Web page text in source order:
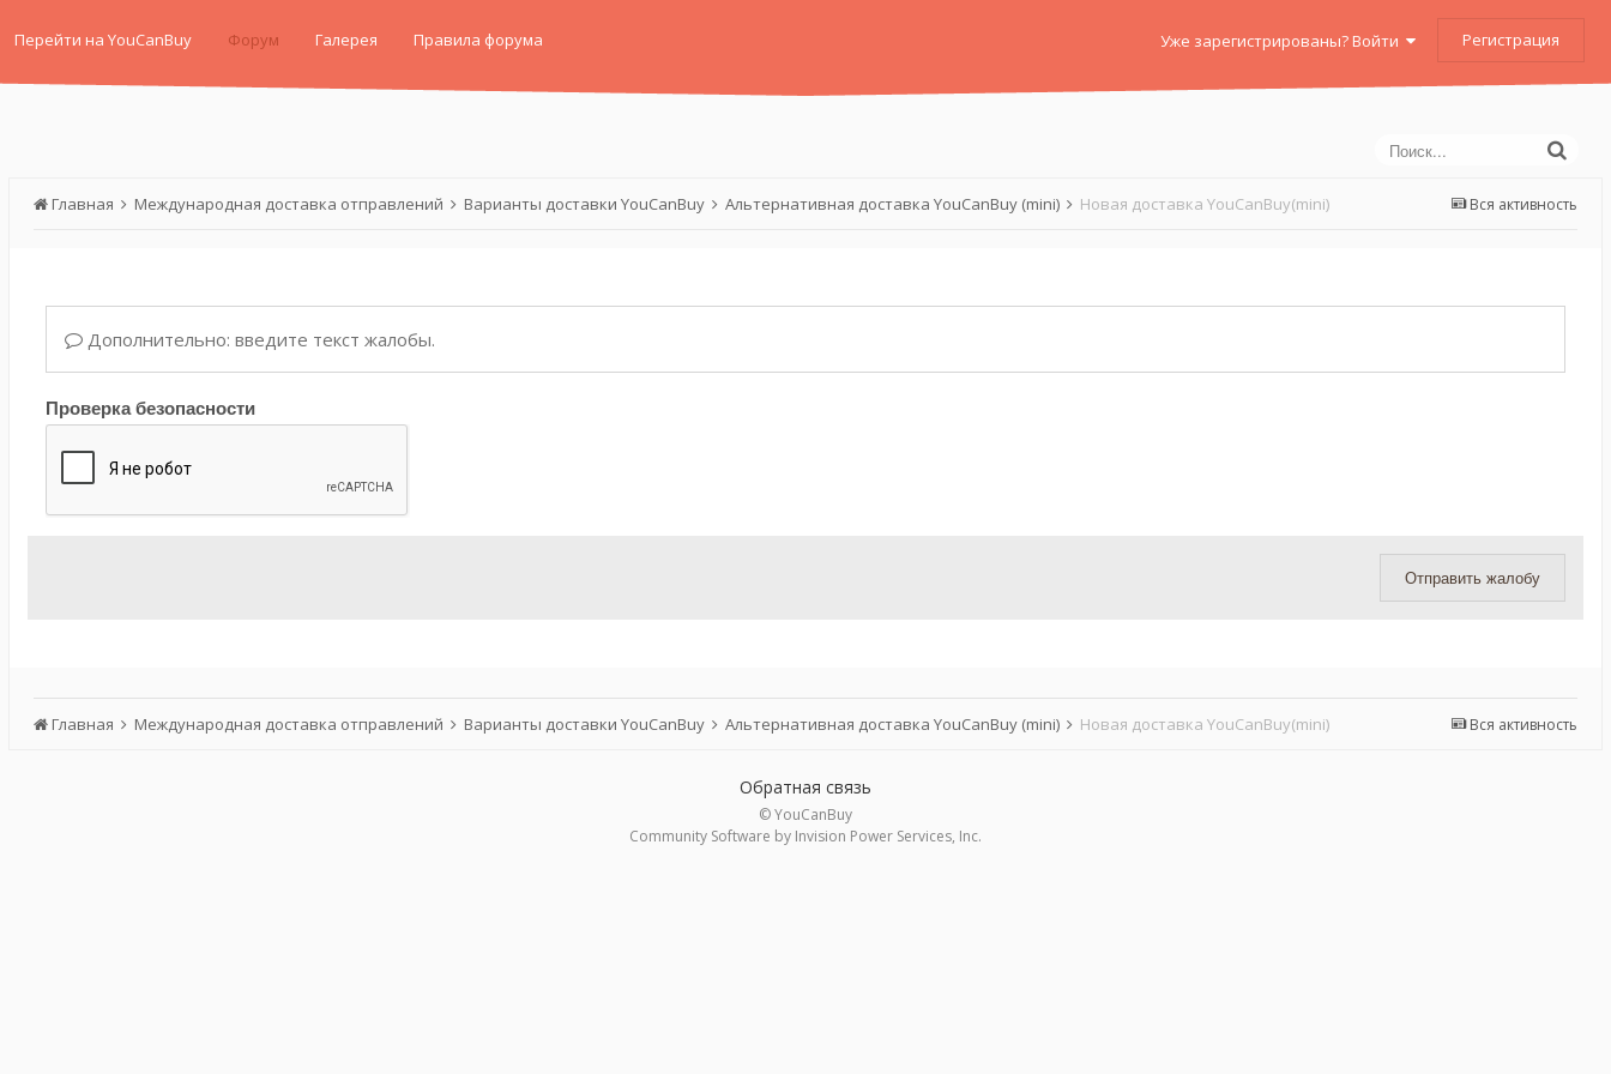
Перейти на YouCanBuy Форум Галерея Правила форума Уже зарегистрированы? Войти Регистрация
Вся активность
Главная Международная доставка отправлений Варианты доставки YouCanBuy Альтернативная доставка YouCanBuy (mini) Новая доставка YouCanBuy(mini)
Дополнительно: введите текст жалобы.
Проверка безопасности
Отправить жалобу
Вся активность
Главная Международная доставка отправлений Варианты доставки YouCanBuy Альтернативная доставка YouCanBuy (mini) Новая доставка YouCanBuy(mini)
Обратная связь
© YouCanBuy
Community Software by Invision Power Services, Inc.